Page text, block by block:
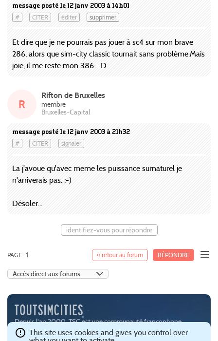
message posté le 12 janv 2003 à 14h01
# CITER éditer supprimer
Et dire que je ne pourrais pas jouer à sc4 sur mon brave
286, alors que sim-city classic tournait sans problème.Mais
joie, il me reste mon 386 :-D
message posté le 12 janv 2003 à 21h32
# CITER signaler
R
Rifton de Bruxelles
membre
Bruxelles-Capital
La j'avoue qu'avec meme les puissance surnaturel je
n'arriverais pas. ;-)
Désoler...
identifiez-vous pour répondre
« retour au forum RÉPONDRE
PAGE 1
Depuis l'an 2000, TSC est une communauté francophone
passionnée par les jeux de simulation urbaine, notamment
This site uses cookies and gives you control over